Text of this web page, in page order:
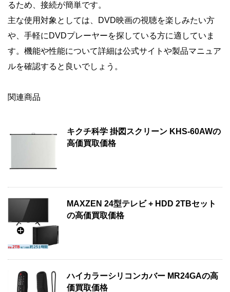
るため、接続が簡単です。
主な使用対象としては、DVD映画の視聴を楽しみたい方
や、手軽にDVDプレーヤーを探している方に適していま
す。機能や性能について詳細は公式サイトや製品マニュア
ルを確認すると良いでしょう。
関連商品
キクチ科学 掛図スクリーン KHS-60AWの
高価買取価格
MAXZEN 24型テレビ + HDD 2TBセット
の高価買取価格
ハイカラーシリコンカバー MR24GAの高
価買取価格